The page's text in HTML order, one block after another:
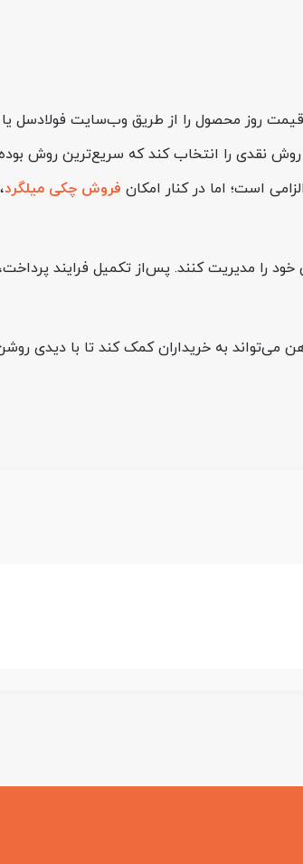
ابتدا خریدار قیمت روز محصول را از طریق
نقدی را انتخاب کند که سریع‌ترین روش
است؛ اما در کنار امکان فروش چکی میلگرد
را مدیریت کنند. پس‌از تکمیل فرایند